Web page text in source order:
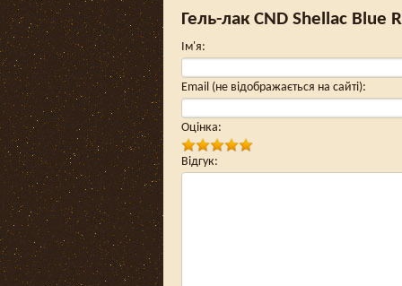
Гель-лак CND Shellac Blue
Ім'я:
Email (не відображається на сайті):
Оцінка:
Відгук: